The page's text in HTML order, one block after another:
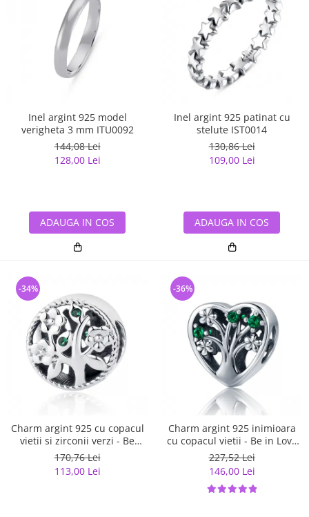
Inel argint 925 model
verigheta 3 mm ITU0092
144,08 Lei
128,00 Lei
ADAUGA IN COS
Inel argint 925 patinat cu
stelute IST0014
130,86 Lei
109,00 Lei
ADAUGA IN COS
Charm argint 925 cu copacul
vietii si zirconii verzi - Be
Nature PST0059
170,76 Lei
113,00 Lei
-34%
Charm argint 925 inimioara
cu copacul vietii - Be in Love
PST0105
227,52 Lei
146,00 Lei
-36%